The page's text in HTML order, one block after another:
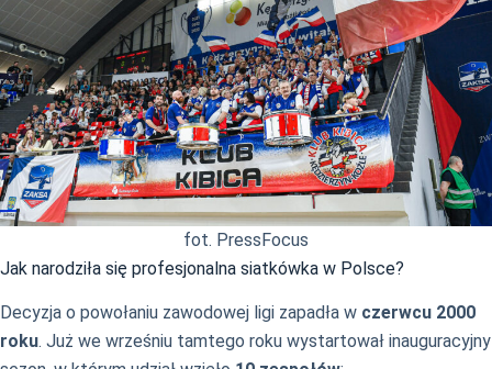
fot. PressFocus
Jak narodziła się profesjonalna siatkówka w Polsce?
Decyzja o powołaniu zawodowej ligi zapadła w czerwcu 2000
roku. Już we wrześniu tamtego roku wystartował inauguracyjny